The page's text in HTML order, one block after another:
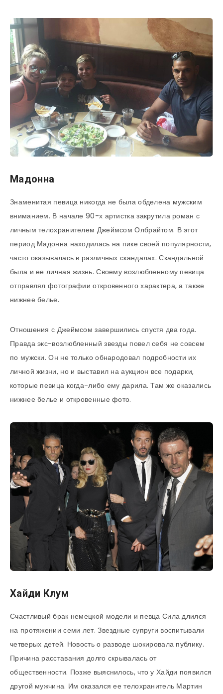
Мадонна
Знаменитая певица никогда не была обделена мужским
вниманием. В начале 90-х артистка закрутила роман с
личным телохранителем Джеймсом Олбрайтом. В этот
период Мадонна находилась на пике своей популярности,
часто оказывалась в различных скандалах. Скандальной
была и ее личная жизнь. Своему возлюбленному певица
отправлял фотографии откровенного характера, а также
нижнее белье.
Отношения с Джеймсом завершились спустя два года.
Правда экс-возлюбленный звезды повел себя не совсем
по мужски. Он не только обнародовал подробности их
личной жизни, но и выставил на аукцион все подарки,
которые певица когда-либо ему дарила. Там же оказались
нижнее белье и откровенные фото.
Хайди Клум
Счастливый брак немецкой модели и певца Сила длился
на протяжении семи лет. Звездные супруги воспитывали
четверых детей. Новость о разводе шокировала публику.
Причина расставания долго скрывалась от
общественности. Позже выяснилось, что у Хайди появился
другой мужчина. Им оказался ее телохранитель Мартин